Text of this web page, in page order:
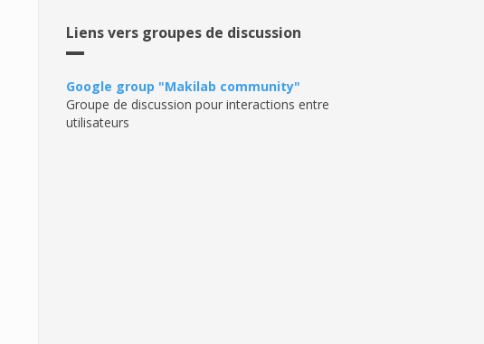
Liens vers groupes de discussion
Google group "Makilab community"
Groupe de discussion pour interactions entre
utilisateurs